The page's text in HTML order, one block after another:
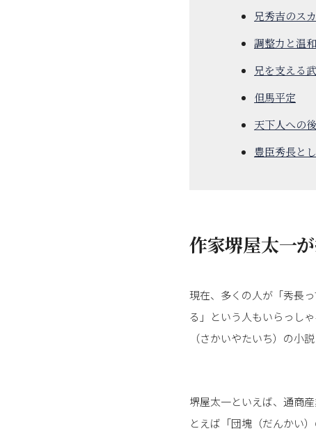
兄秀吉のス
調整力と温
兄を支える
但馬平定
天下人への
豊臣秀長と
作家堺屋太一
現在、多くの人が「秀長
る」という人もいらっし
（さかいやたいち）の小
堺屋太一といえば、通商
とえば「団塊（だんかい